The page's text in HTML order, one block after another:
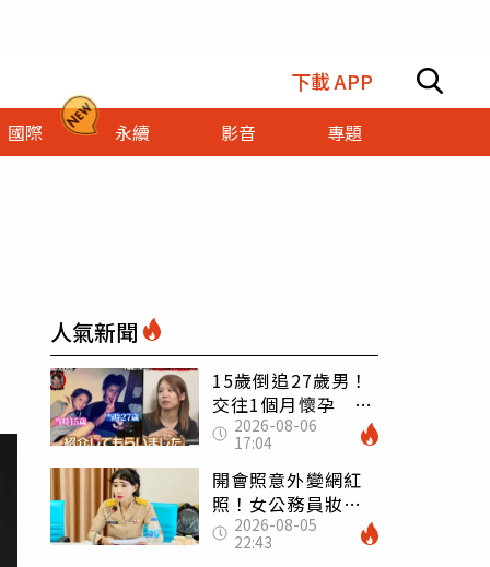
下載 APP
國際 永續 影音 專題
人氣新聞
15歲倒追27歲男！
交往1個月懷孕 36
歲當阿嬤故事曝光
2026-08-06
17:04
開會照意外變網紅
照！女公務員妝容
掀2千則留言 本人
怒嗆：化妝有錯嗎
2026-08-05
22:43